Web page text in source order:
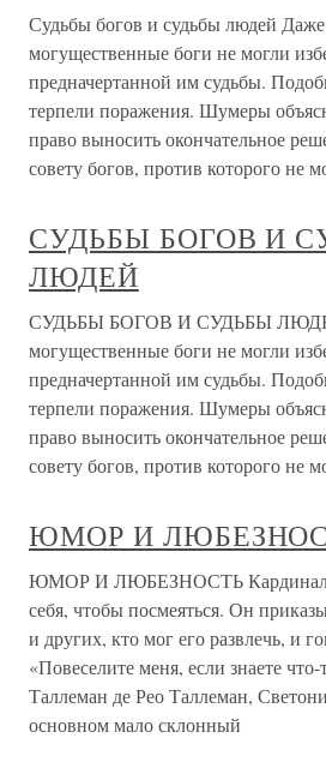
Судьбы богов и судьбы людей
могущественные боги не могли
предначертанной им судьбы.
терпели поражения. Шумеры
право выносить окончательное
совету богов, против которого не
СУДЬБЫ БОГОВ И
ЛЮДЕЙ
СУДЬБЫ БОГОВ И СУДЬБЫ
могущественные боги не могли
предначертанной им судьбы.
терпели поражения. Шумеры
право выносить окончательное
совету богов, против которого не
ЮМОР И
ЮМОР И ЛЮБЕЗНОСТЬ Кардинал
себя, чтобы посмеяться. Он
и других, кто мог его развлечь, и
«Повеселите меня, если знаете
Таллеман де Рео Таллеман,
основном мало склонный